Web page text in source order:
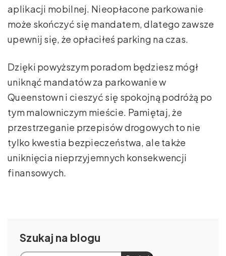
aplikacji mobilnej. Nieopłacone parkowanie
może skończyć się mandatem, dlatego zawsze
upewnij się, że opłaciłeś parking na czas.
Dzięki powyższym poradom będziesz mógł
uniknąć mandatów za parkowanie w
Queenstown i cieszyć się spokojną podróżą po
tym malowniczym mieście. Pamiętaj, że
przestrzeganie przepisów drogowych to nie
tylko kwestia bezpieczeństwa, ale także
uniknięcia nieprzyjemnych konsekwencji
finansowych.
Szukaj